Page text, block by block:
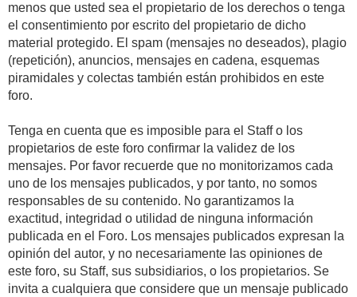
menos que usted sea el propietario de los derechos o tenga
el consentimiento por escrito del propietario de dicho
material protegido. El spam (mensajes no deseados), plagio
(repetición), anuncios, mensajes en cadena, esquemas
piramidales y colectas también están prohibidos en este
foro.
Tenga en cuenta que es imposible para el Staff o los
propietarios de este foro confirmar la validez de los
mensajes. Por favor recuerde que no monitorizamos cada
uno de los mensajes publicados, y por tanto, no somos
responsables de su contenido. No garantizamos la
exactitud, integridad o utilidad de ninguna información
publicada en el Foro. Los mensajes publicados expresan la
opinión del autor, y no necesariamente las opiniones de
este foro, su Staff, sus subsidiarios, o los propietarios. Se
invita a cualquiera que considere que un mensaje publicado